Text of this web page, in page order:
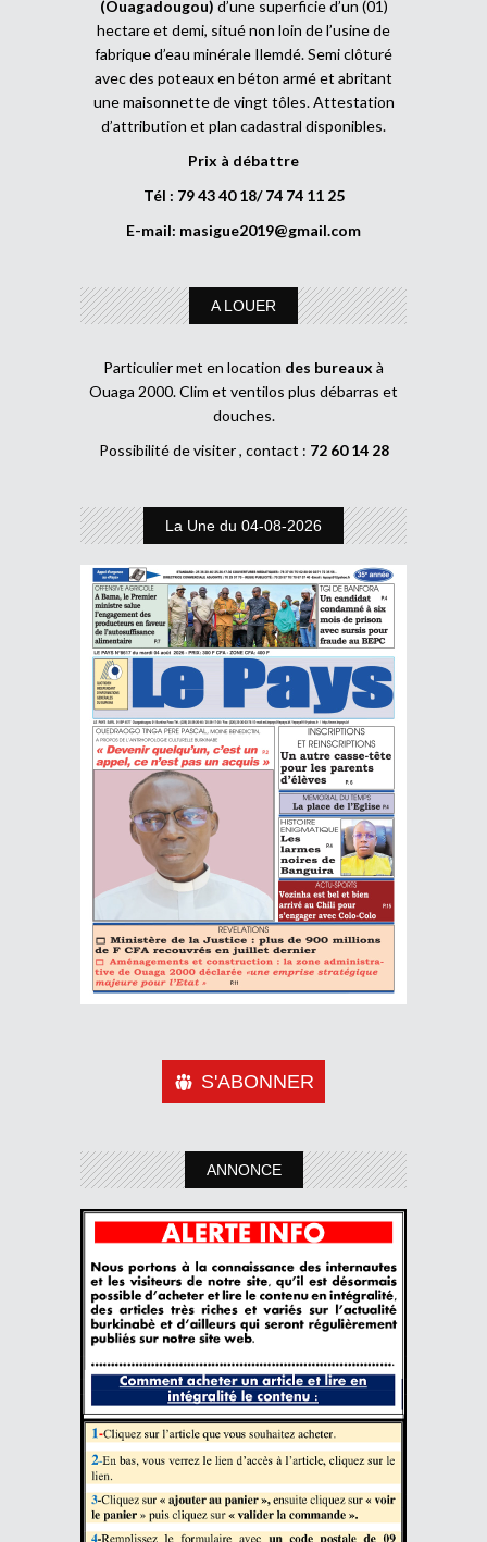
(Ouagadougou) d’une superficie d’un (01)
hectare et demi, situé non loin de l’usine de
fabrique d’eau minérale Ilemdé. Semi clôturé
avec des poteaux en béton armé et abritant
une maisonnette de vingt tôles. Attestation
d’attribution et plan cadastral disponibles.
Prix à débattre
Tél : 79 43 40 18/ 74 74 11 25
E-mail: masigue2019@gmail.com
A LOUER
Particulier met en location des bureaux à
Ouaga 2000. Clim et ventilos plus débarras et
douches.
Possibilité de visiter , contact : 72 60 14 28
La Une du 04-08-2026
S'ABONNER
ANNONCE